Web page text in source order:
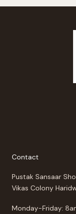
Contact
Pustak Sansaar
Vikas Colony
Monday-Friday: